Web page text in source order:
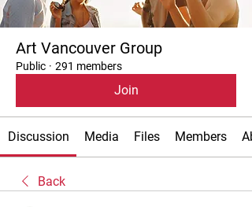
Art Vancouver Group
Public · 291 members
Join
Discussion Media Files Members
Back